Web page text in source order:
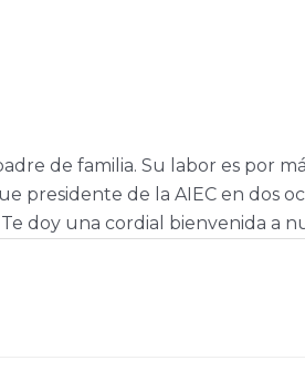
de familia. Su labor es por
presidente de la AIEC en dos
doy una cordial bienvenida a